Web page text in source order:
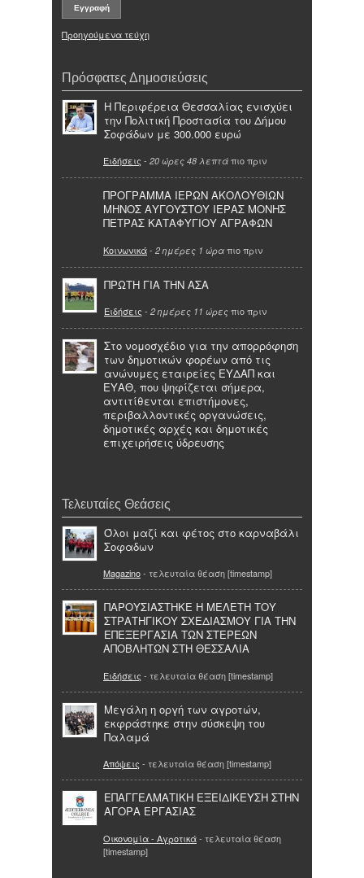
Προηγούμενα τεύχη
Πρόσφατες Δημοσιεύσεις
Η Περιφέρεια Θεσσαλίας ενισχύει
την Πολιτική Προστασία του Δήμου
Σοφάδων με 300.000 ευρώ
Ειδήσεις - 20 ώρες 48 λεπτά πιο πριν
ΠΡΟΓΡΑΜΜΑ ΙΕΡΩΝ ΑΚΟΛΟΥΘΙΩΝ
ΜΗΝΟΣ ΑΥΓΟΥΣΤΟΥ ΙΕΡΑΣ ΜΟΝΗΣ
ΠΕΤΡΑΣ ΚΑΤΑΦΥΓΙΟΥ ΑΓΡΑΦΩΝ
Κοινωνικά- 2 ημέρες 1 ώρα πιο πριν
ΠΡΩΤΗ ΓΙΑ ΤΗΝ ΑΣΑ
Ειδήσεις - 2 ημέρες 11 ώρες πιο πριν
Στο νομοσχέδιο για την απορρόφηση
των δημοτικών φορέων από τις
ανώνυμες εταιρείες ΕΥΔΑΠ και
ΕΥΑΘ, που ψηφίζεται σήμερα,
αντιτίθενται επιστήμονες,
περιβαλλοντικές οργανώσεις,
δημοτικές αρχές και δημοτικές
επιχειρήσεις ύδρευσης
Τελευταίες Θεάσεις
Όλοι μαζί και φέτος στο καρναβάλι
Σοφαδων
Magazino- τελευταία θέαση [timestamp]
ΠΑΡΟΥΣΙΑΣΤΗΚΕ Η ΜΕΛΕΤΗ ΤΟΥ
ΣΤΡΑΤΗΓΙΚΟΥ ΣΧΕΔΙΑΣΜΟΥ ΓΙΑ ΤΗΝ
ΕΠΕΞΕΡΓΑΣΙΑ ΤΩΝ ΣΤΕΡΕΩΝ
ΑΠΟΒΛΗΤΩΝ ΣΤΗ ΘΕΣΣΑΛΙΑ
Ειδήσεις - τελευταία θέαση [timestamp]
Μεγάλη η οργή των αγροτών,
εκφράστηκε στην σύσκεψη του
Παλαμά
Απόψεις - τελευταία θέαση [timestamp]
ΕΠΑΓΓΕΛΜΑΤΙΚΗ ΕΞΕΙΔΙΚΕΥΣΗ ΣΤΗΝ
ΑΓΟΡΑ ΕΡΓΑΣΙΑΣ
Οικονομία - Αγροτικά- τελευταία θέαση
[timestamp]